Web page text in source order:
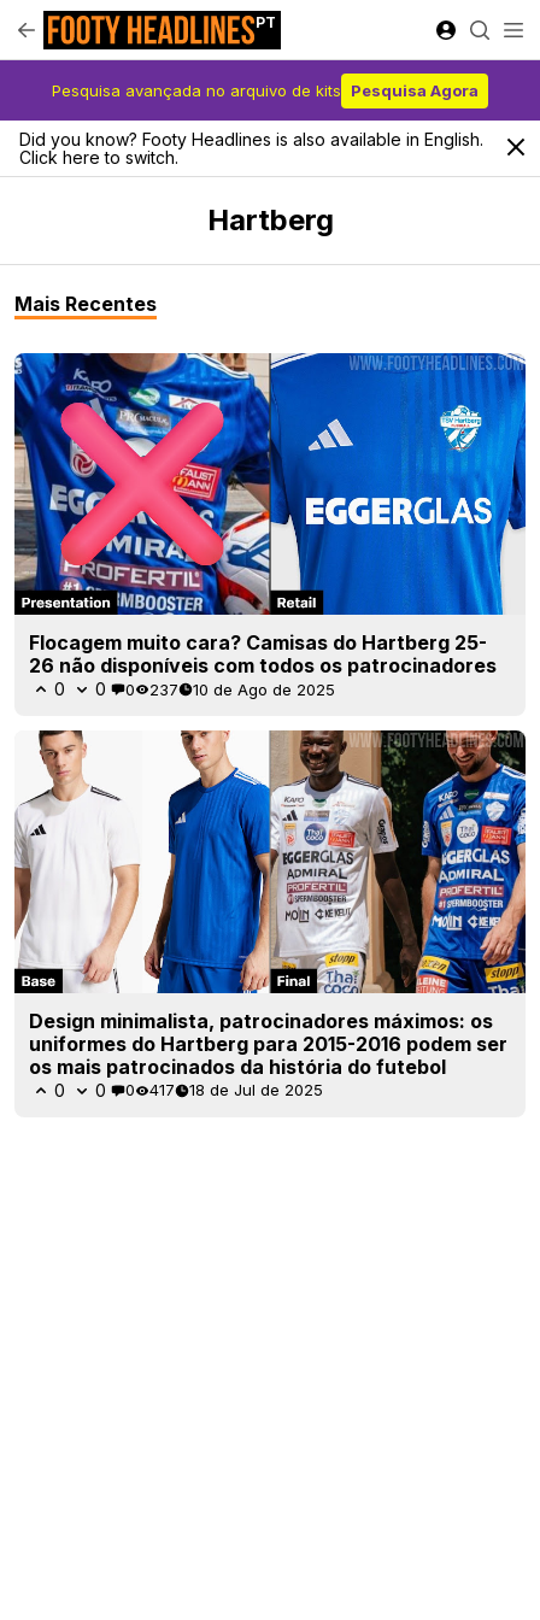
PT
Pesquisa avançada no arquivo de kits Pesquisa Agora
Did you know? Footy Headlines is also available in English.
Click here to switch.
Hartberg
Mais Recentes
Flocagem muito cara? Camisas do Hartberg 25-
26 não disponíveis com todos os patrocinadores
0 0 0 237 10 de Ago de 2025
Design minimalista, patrocinadores máximos: os
uniformes do Hartberg para 2015-2016 podem ser
os mais patrocinados da história do futebol
0 0 0 417 18 de Jul de 2025